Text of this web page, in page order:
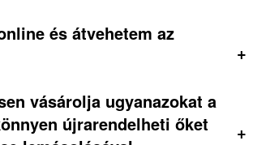
és átvehetem az
+
vásárolja ugyanazokat a
újrarendelheti őket
+